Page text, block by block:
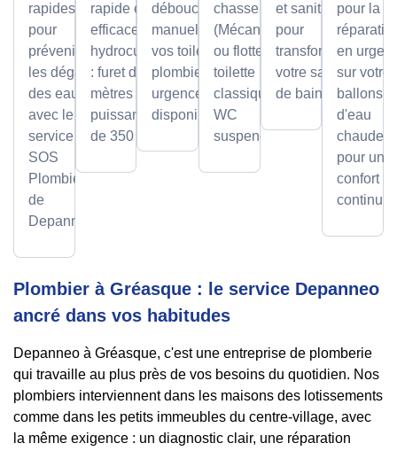
rapides
pour
prévenir
les dégâts
des eaux
avec le
service
SOS
Plombier
de
Depanneo
rapide et
efficace par
hydrocurage
: furet de 100
mètres et
puissance
de 350 bars.
débouchage
manuel de
vos toilettes,
plombier en
urgence
disponible.
chasse d'eau
(Mécanisme
ou flotteur) sur
toilette
classique ou
WC
suspendu.
et sanitaire
pour
transformer
votre salle
de bain.
pour la
en
sur votre
ballons
d'eau
chaude,
pour un
confort
continu.
Plombier à Gréasque : le service Depanneo
ancré dans vos habitudes
Depanneo à Gréasque, c'est une entreprise de plomberie
qui travaille au plus près de vos besoins du quotidien. Nos
plombiers interviennent dans les maisons des lotissements
comme dans les petits immeubles du centre-village, avec
la même exigence : un diagnostic clair, une réparation